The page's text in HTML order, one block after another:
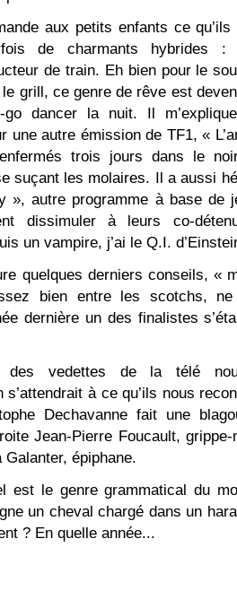
aux petits enfants ce
de charmants hybrides :
de train. Eh bien pour le
grill, ce genre de rêve est
dancer la nuit. Il
une autre émission de TF1, «
trois jours dans le
suçant les molaires. Il a aussi
», autre programme à base de
dissimuler à leurs co-
un vampire, j’ai le Q.I.
quelques derniers conseils, «
bien entre les scotchs,
dernière un des finalistes
des vedettes de la télé
s’attendrait à ce qu’ils nous
Dechavanne fait une
Jean-Pierre Foucault,
épiphane.
est le genre grammatical du
un cheval chargé dans un
? En quelle année...